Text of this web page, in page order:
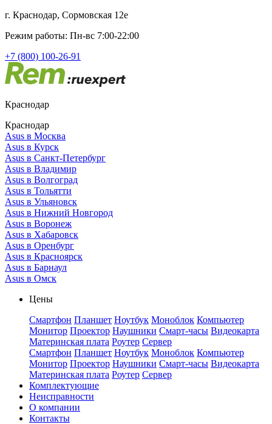
г. Краснодар, Сормовская 12е
Режим работы: Пн-вс 7:00-22:00
+7 (800) 100-26-91
Краснодар
Краснодар
Asus в Москва
Asus в Курск
Asus в Санкт-Петербург
Asus в Владимир
Asus в Волгоград
Asus в Тольятти
Asus в Ульяновск
Asus в Нижний Новгород
Asus в Воронеж
Asus в Хабаровск
Asus в Оренбург
Asus в Красноярск
Asus в Барнаул
Asus в Омск
Цены
Смартфон Планшет Ноутбук Моноблок Компьютер
Монитор Проектор Наушники Смарт-часы Видеокарта
Материнская плата Роутер Сервер
Смартфон Планшет Ноутбук Моноблок Компьютер
Монитор Проектор Наушники Смарт-часы Видеокарта
Материнская плата Роутер Сервер
Комплектующие
Неисправности
О компании
Контакты